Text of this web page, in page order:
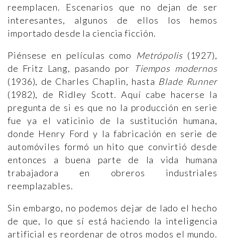
reemplacen. Escenarios que no dejan de ser
interesantes, algunos de ellos los hemos
importado desde la ciencia ficción.
Piénsese en películas como Metrópolis (1927),
de Fritz Lang, pasando por Tiempos modernos
(1936), de Charles Chaplin, hasta Blade Runner
(1982), de Ridley Scott. Aquí cabe hacerse la
pregunta de si es que no la producción en serie
fue ya el vaticinio de la sustitución humana,
donde Henry Ford y la fabricación en serie de
automóviles formó un hito que convirtió desde
entonces a buena parte de la vida humana
trabajadora en obreros industriales
reemplazables.
Sin embargo, no podemos dejar de lado el hecho
de que, lo que sí está haciendo la inteligencia
artificial es reordenar de otros modos el mundo.